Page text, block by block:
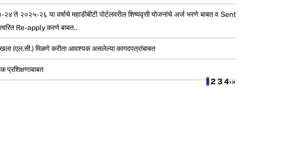
ते २०२५-२६ या वर्षाचे महाडीबीटी पोर्टलवरील शिष्यवृत्ती योजनांचे अर्ज भरणे बाबत व Sent
Re-apply करणे बाबत..
(एल.सी.) मिळणे करीता आवश्यक असलेल्या कागदपत्रांबाबत
प्रशिक्षणाबाबत
1234›»